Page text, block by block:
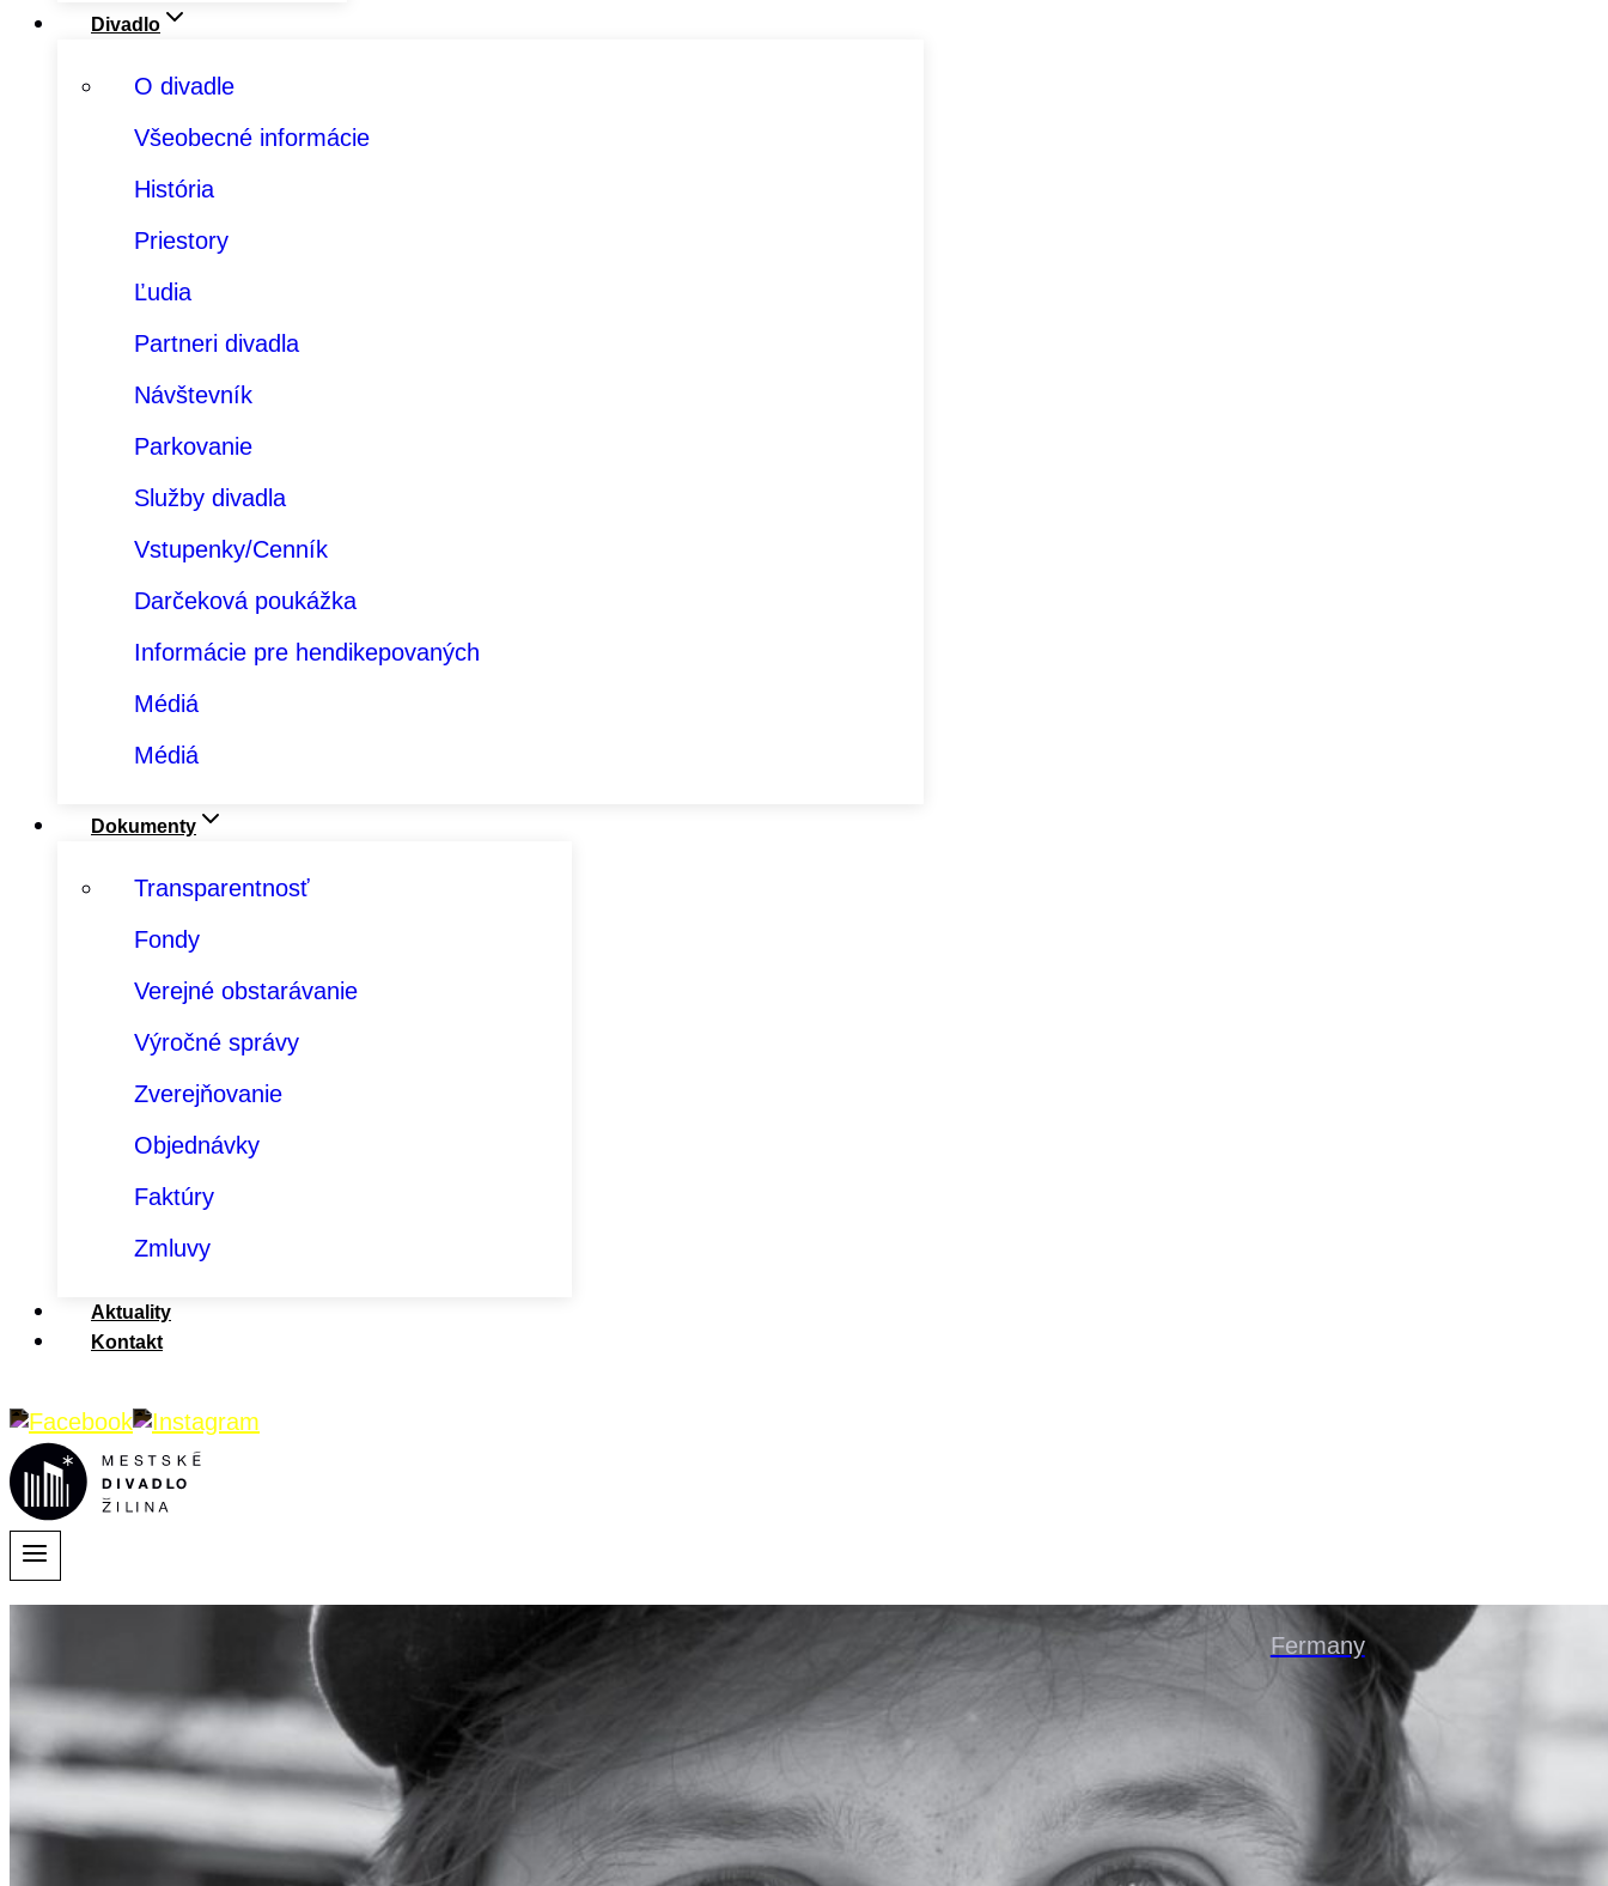
Divadlo
O divadle
Všeobecné informácie
História
Priestory
Ľudia
Partneri divadla
Návštevník
Parkovanie
Služby divadla
Vstupenky/Cenník
Darčeková poukážka
Informácie pre hendikepovaných
Médiá
Médiá
Dokumenty
Transparentnosť
Fondy
Verejné obstarávanie
Výročné správy
Zverejňovanie
Objednávky
Faktúry
Zmluvy
Aktuality
Kontakt
Fermany